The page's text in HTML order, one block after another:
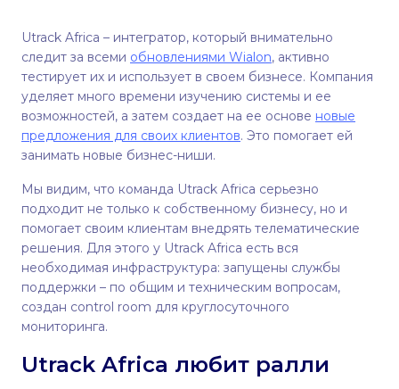
Utrack Africa – интегратор, который внимательно
следит за всеми обновлениями Wialon, активно
тестирует их и использует в своем бизнесе. Компания
уделяет много времени изучению системы и ее
возможностей, а затем создает на ее основе новые
предложения для своих клиентов. Это помогает ей
занимать новые бизнес-ниши.
Мы видим, что команда Utrack Africa серьезно
подходит не только к собственному бизнесу, но и
помогает своим клиентам внедрять телематические
решения. Для этого у Utrack Africa есть вся
необходимая инфраструктура: запущены службы
поддержки – по общим и техническим вопросам,
создан control room для круглосуточного
мониторинга.
Utrack Africa любит ралли